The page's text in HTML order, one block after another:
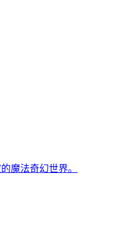
魔法奇幻世界。